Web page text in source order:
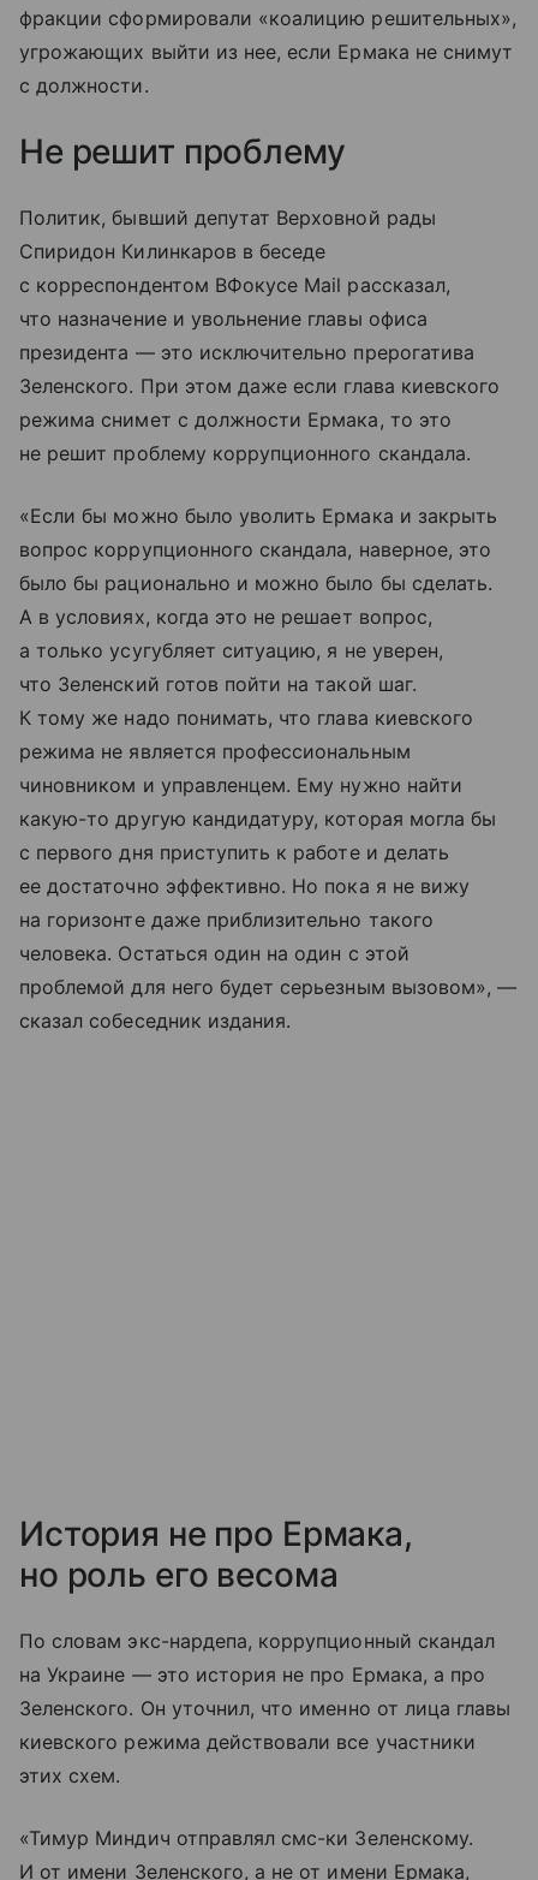
фракции сформировали «коалицию решительных»,
угрожающих выйти из нее, если Ермака не снимут
с должности.
Не решит проблему
Политик, бывший депутат Верховной рады
Спиридон Килинкаров в беседе
с корреспондентом ВФокусе Mail рассказал,
что назначение и увольнение главы офиса
президента — это исключительно прерогатива
Зеленского. При этом даже если глава киевского
режима снимет с должности Ермака, то это
не решит проблему коррупционного скандала.
«Если бы можно было уволить Ермака и закрыть
вопрос коррупционного скандала, наверное, это
было бы рационально и можно было бы сделать.
А в условиях, когда это не решает вопрос,
а только усугубляет ситуацию, я не уверен,
что Зеленский готов пойти на такой шаг.
К тому же надо понимать, что глава киевского
режима не является профессиональным
чиновником и управленцем. Ему нужно найти
какую-то другую кандидатуру, которая могла бы
с первого дня приступить к работе и делать
ее достаточно эффективно. Но пока я не вижу
на горизонте даже приблизительно такого
человека. Остаться один на один с этой
проблемой для него будет серьезным вызовом», —
сказал собеседник издания.
История не про Ермака,
но роль его весома
По словам экс-нардепа, коррупционный скандал
на Украине — это история не про Ермака, а про
Зеленского. Он уточнил, что именно от лица главы
киевского режима действовали все участники
этих схем.
«Тимур Миндич отправлял смс-ки Зеленскому.
И от имени Зеленского, а не от имени Ермака,